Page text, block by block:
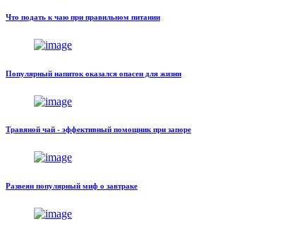
Что подать к чаю при правильном питании
Популярный напиток оказался опасен для жизни
Травяной чай - эффективный помощник при запоре
Развеян популярный миф о завтраке